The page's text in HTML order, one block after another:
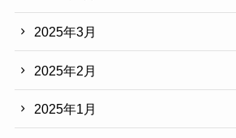
2025年3月
2025年2月
2025年1月